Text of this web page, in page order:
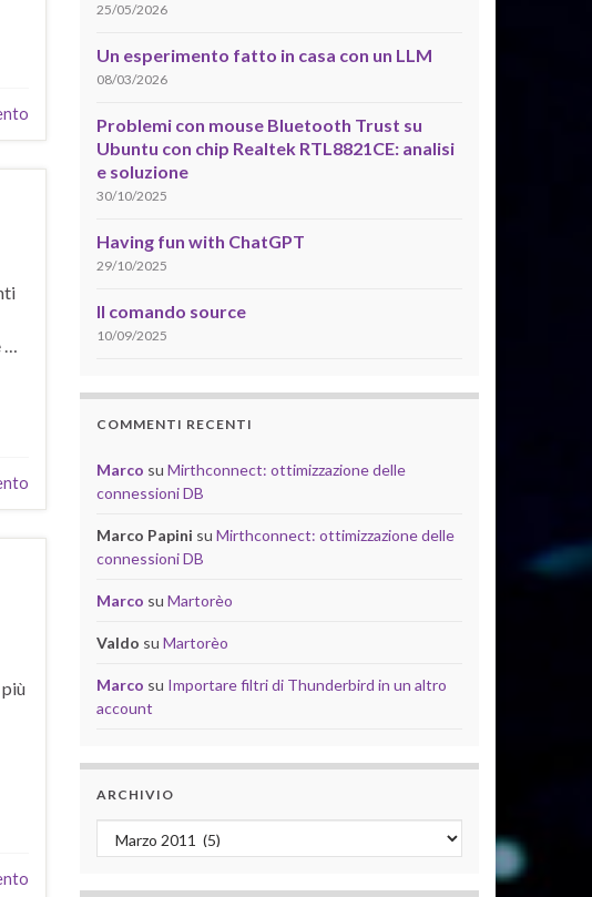
…
25/05/2026
Un esperimento fatto in casa con un LLM
08/03/2026
Problemi con mouse Bluetooth Trust su
Ubuntu con chip Realtek RTL8821CE: analisi
e soluzione
30/10/2025
Having fun with ChatGPT
29/10/2025
Il comando source
10/09/2025
COMMENTI RECENTI
Marco su Mirthconnect: ottimizzazione delle
connessioni DB
Marco Papini su Mirthconnect: ottimizzazione delle
connessioni DB
Marco su Martorèo
Valdo su Martorèo
Marco su Importare filtri di Thunderbird in un altro
account
ARCHIVIO
Archivio